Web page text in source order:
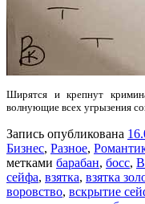
Ширятся и крепнут
волнующие всех угрызения
Запись опубликована
Бизнес, Разное,
метками барабан, босс,
сейфа, взятка, взятка
воровство, вскрытие